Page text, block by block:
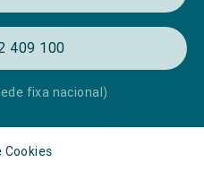
409 100
fixa nacional)
Cookies